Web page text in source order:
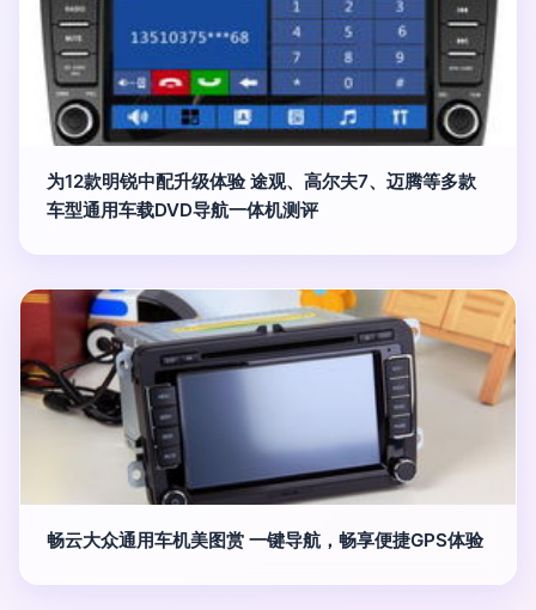
为12款明锐中配升级体验 途观、高尔夫7、迈腾等多款
车型通用车载DVD导航一体机测评
畅云大众通用车机美图赏 一键导航，畅享便捷GPS体验